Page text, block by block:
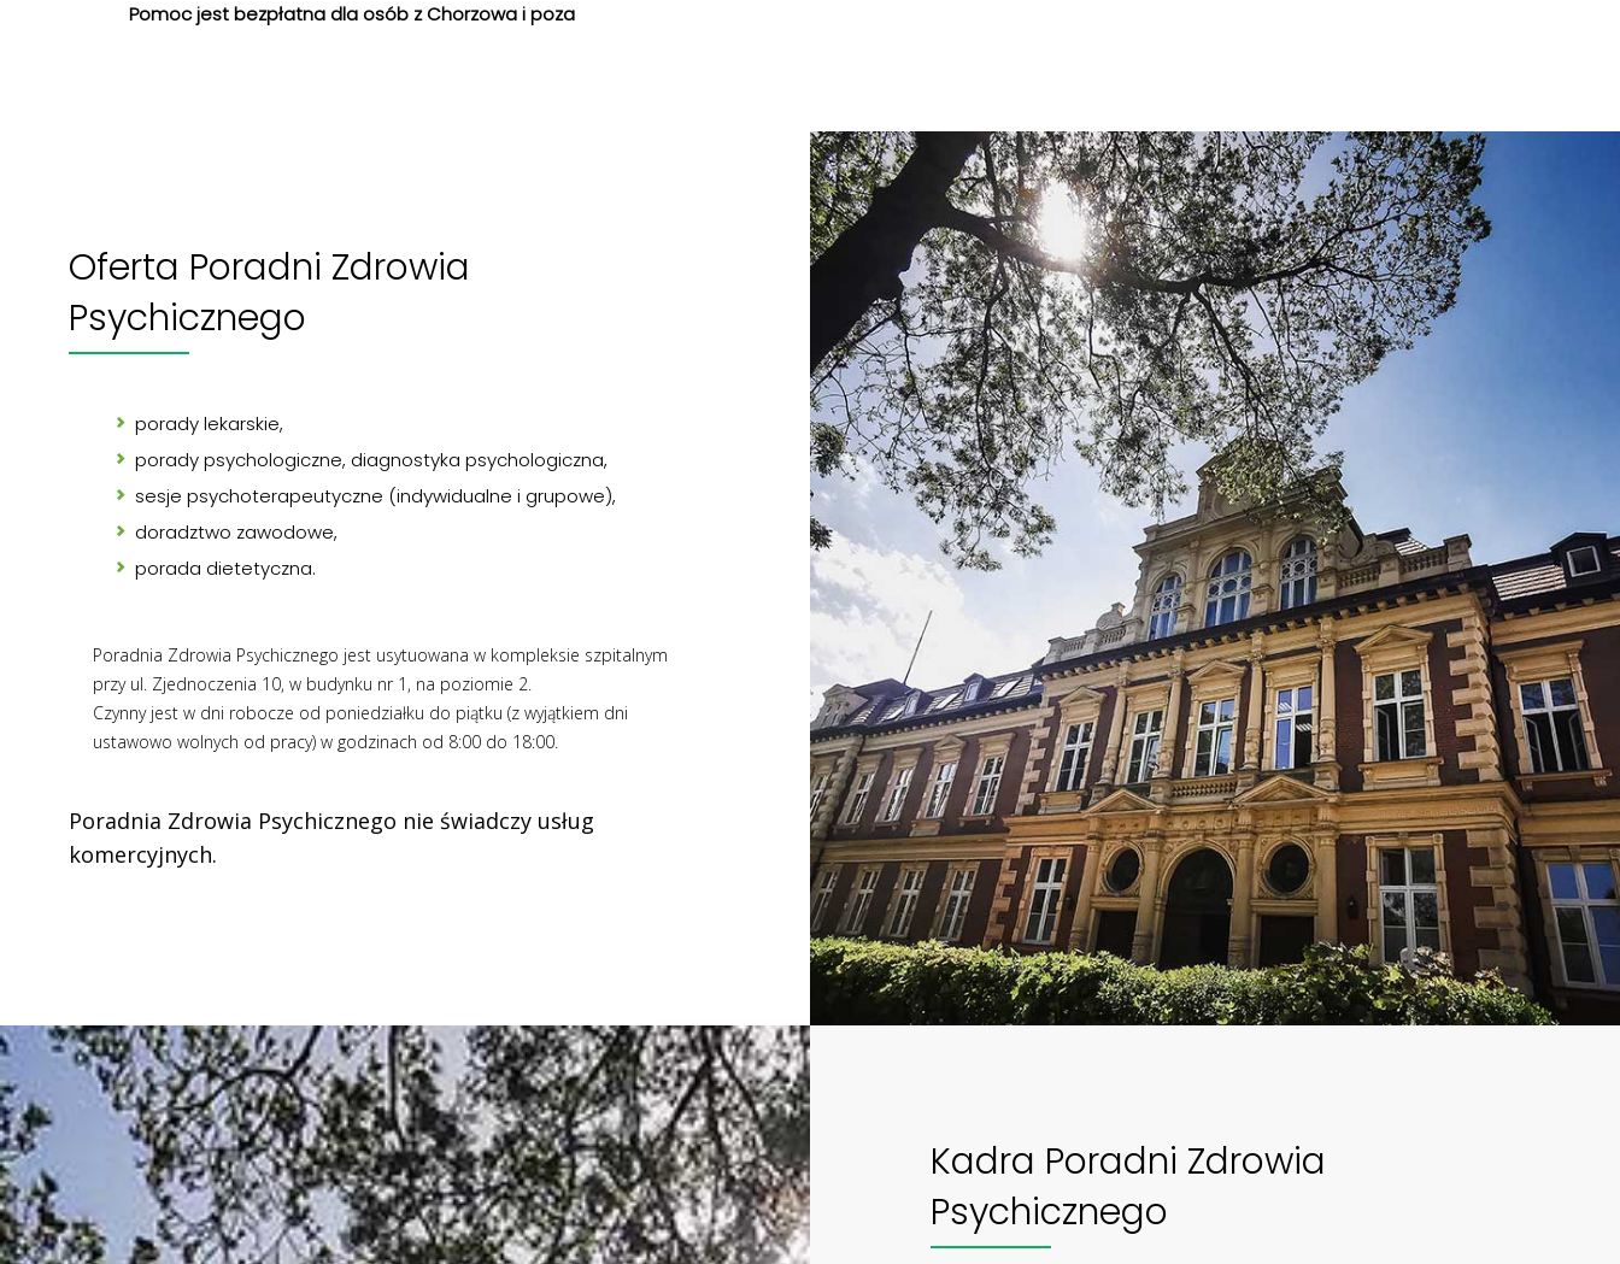
Pomoc jest bezpłatna dla osób z Chorzowa i poza
Oferta Poradni Zdrowia
Psychicznego
porady lekarskie,
porady psychologiczne, diagnostyka psychologiczna,
sesje psychoterapeutyczne (indywidualne i grupowe),
doradztwo zawodowe,
porada dietetyczna.
Poradnia Zdrowia Psychicznego jest usytuowana w kompleksie szpitalnym
przy ul. Zjednoczenia 10, w budynku nr 1, na poziomie 2.
Czynny jest w dni robocze od poniedziałku do piątku (z wyjątkiem dni
ustawowo wolnych od pracy) w godzinach od 8:00 do 18:00.
Poradnia Zdrowia Psychicznego nie świadczy usług
komercyjnych.
Kadra Poradni Zdrowia
Psychicznego